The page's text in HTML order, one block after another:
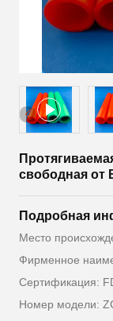
свободная от
Подробная
Место
Фирменное
Сертификация:
Номер модели: